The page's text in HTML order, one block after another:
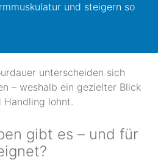
und steigern so
unterscheiden sich
– weshalb ein gezielter Blick
Handling lohnt.
gibt es – und für